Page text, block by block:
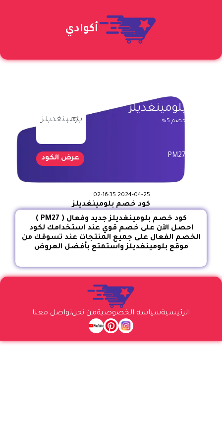
أكوادي
بلومينغديلز
خصم 5%
PM27 عرض الكود
2024-04-25 02:16:35
كود خصم بلومينغديلز
كود خصم بلومينغديلز جديد وفعال ( PM27 )
احصل الآن على خصم قوي عند استخدامك لكود
الخصم الفعال على جميع المنتجات عند تسوقك من
موقع بلومينغديلز واستمتع بأفضل العروض
الرئيسيةسياسة الخصوصيةمن نحنتواصل معنا